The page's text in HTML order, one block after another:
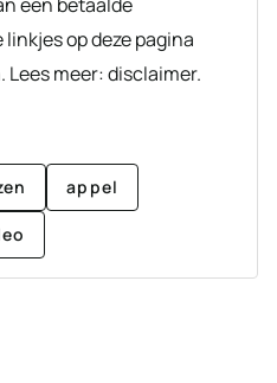
op deze pagina
meer: disclaimer.
appel